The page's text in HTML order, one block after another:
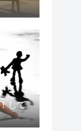
して